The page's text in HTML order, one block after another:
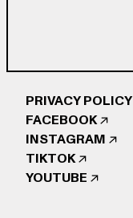
FACEBOOK
INSTAGRAM
TIKTOK
YOUTUBE
PRIVACY POLICY